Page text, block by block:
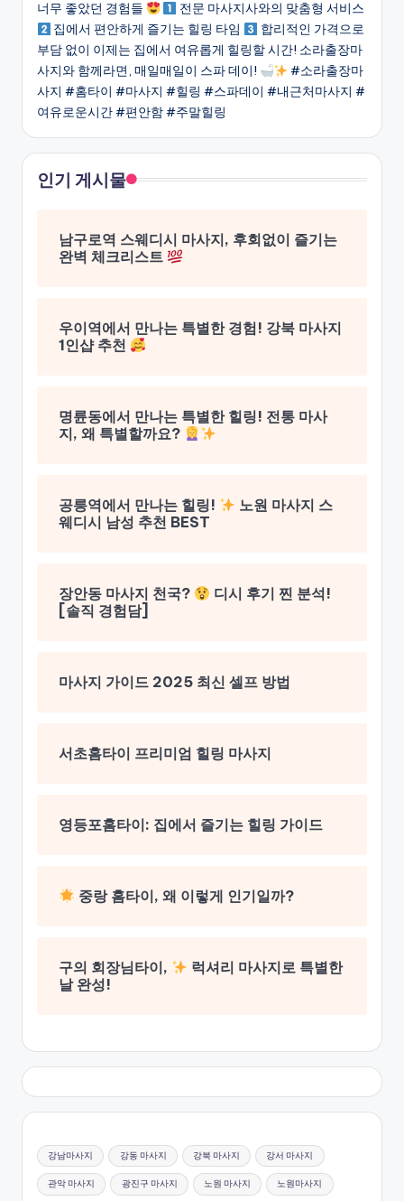
너무 좋았던 경험들
전문 마사지사와의 맞춤형 서비스
집에서 편안하게 즐기는 힐링 타임
합리적인 가격으로
부담 없이 이제는 집에서 여유롭게 힐링할 시간! 소라출장마
사지와 함께라면, 매일매일이 스파 데이!
#소라출장마
사지 #홈타이 #마사지 #힐링 #스파데이 #내근처마사지 #
여유로운시간 #편안함 #주말힐링
인기 게시물
남구로역 스웨디시 마사지, 후회없이 즐기는
완벽 체크리스트
우이역에서 만나는 특별한 경험! 강북 마사지
1인샵 추천
명륜동에서 만나는 특별한 힐링! 전통 마사
지, 왜 특별할까요?
공릉역에서 만나는 힐링!
노원 마사지 스
웨디시 남성 추천 BEST
장안동 마사지 천국?
디시 후기 찐 분석!
[솔직 경험담]
마사지 가이드 2025 최신 셀프 방법
서초홈타이 프리미엄 힐링 마사지
영등포홈타이: 집에서 즐기는 힐링 가이드
중랑 홈타이, 왜 이렇게 인기일까?
구의 회장님타이,
럭셔리 마사지로 특별한
날 완성!
강남마사지 강동 마사지 강북 마사지 강서 마사지
관악 마사지 광진구 마사지 노원 마사지 노원마사지